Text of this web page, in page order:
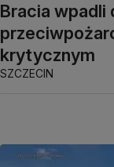
Bracia wpadli
krytycznym
SZCZECIN